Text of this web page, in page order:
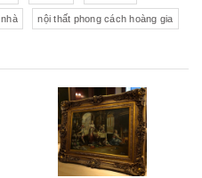
nội thất phong cách hoàng gia